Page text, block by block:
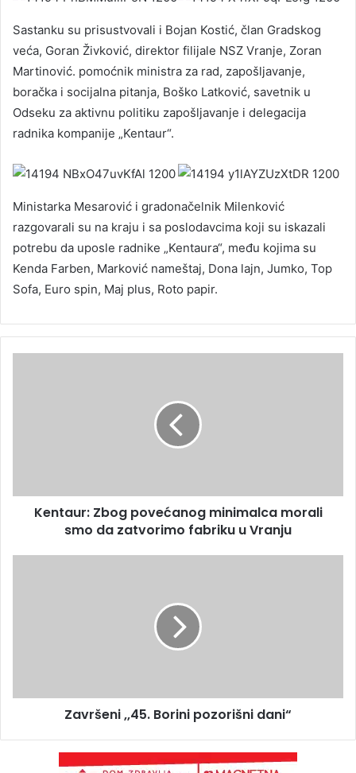
Sastanku su prisustvovali i Bojan Kostić, član Gradskog
veća, Goran Živković, direktor filijale NSZ Vranje, Zoran
Martinović. pomoćnik ministra za rad, zapošljavanje,
boračka i socijalna pitanja, Boško Latković, savetnik u
Odseku za aktivnu politiku zapošljavanje i delegacija
radnika kompanije „Kentaur“.
Ministarka Mesarović i gradonačelnik Milenković
razgovarali su na kraju i sa poslodavcima koji su iskazali
potrebu da uposle radnike „Kentaura“, među kojima su
Kenda Farben, Marković nameštaj, Dona lajn, Jumko, Top
Sofa, Euro spin, Maj plus, Roto papir.
Kentaur: Zbog povećanog minimalca morali
smo da zatvorimo fabriku u Vranju
Završeni ,,45. Borini pozorišni dani“